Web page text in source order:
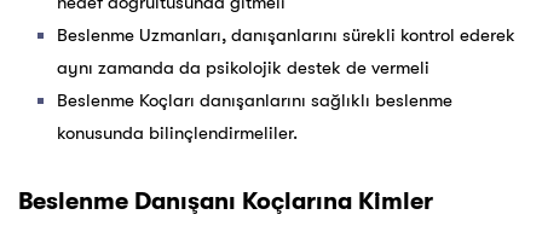
Beslenme Uzmanları, danışanlarını sürekli kontrol ederek
aynı zamanda da psikolojik destek de vermeli
Beslenme Koçları danışanlarını sağlıklı beslenme
konusunda bilinçlendirmeliler.
Beslenme Danışanı Koçlarına Kimler